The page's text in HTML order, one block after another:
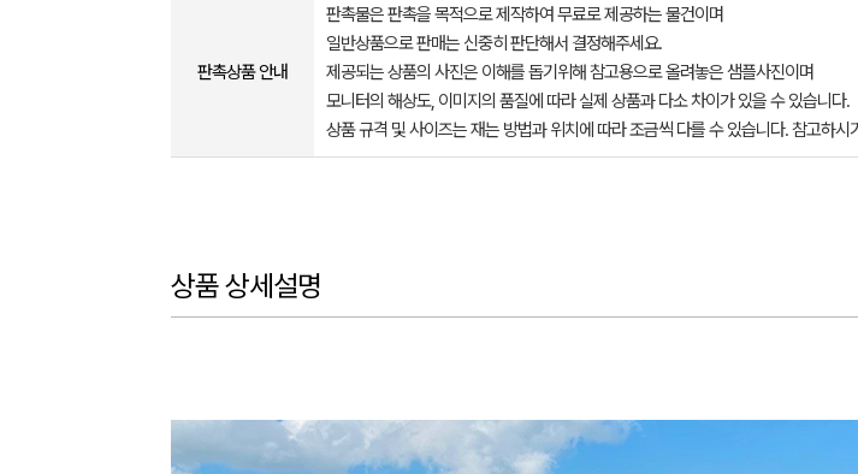
판촉상품 안내
판촉물은 판촉을 목적으로 제작하여 무료로 제공하는 물건이며
일반상품으로 판매는 신중히 판단해서 결정해주세요.
제공되는 상품의 사진은 이해를 돕기위해 참고용으로 올려놓은 샘플사진이며
모니터의 해상도, 이미지의 품질에 따라 실제 상품과 다소 차이가 있을 수 있습니다.
상품 규격 및 사이즈는 재는 방법과 위치에 따라 조금씩 다를 수 있습니다. 참고하시
상품 상세설명